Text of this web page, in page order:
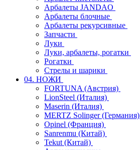
Арбалеты JANDAO
Арбалеты блочные
Арбалеты рекурсивные
Запчасти
Луки
Луки, арбалеты, рогатки
Рогатки
Стрелы и шарики
04. НОЖИ
FORTUNA (Австрия)
LionSteel (Италия)
Maserin (Италия)
MERTZ Solinger (Германия)
Opinel (Франция)
Sanrenmu (Китай)
Tekut (Китай)